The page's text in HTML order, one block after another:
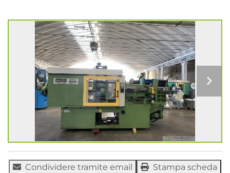
Condividere tramite email
Stampa scheda